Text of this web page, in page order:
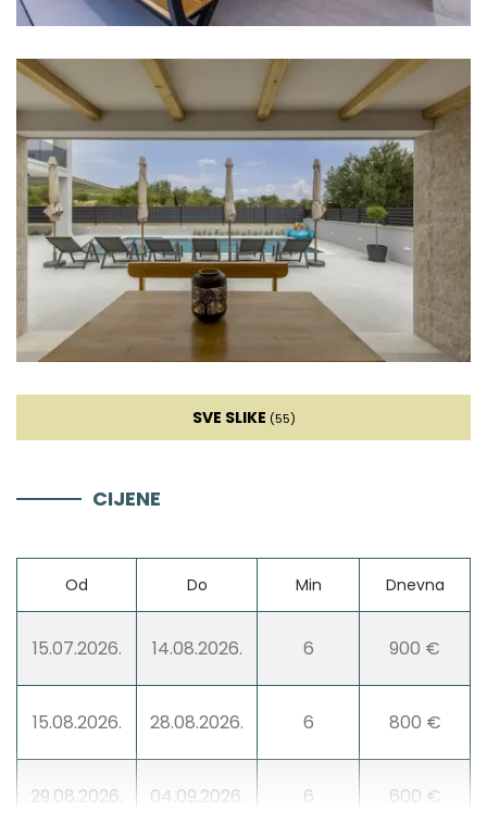
Kamin
Kauč na razvlačenje
Zabava
Bicikle
Igralište za djecu
SVE SLIKE (55)
CIJENE
Od Do Min Dnevna
15.07.2026. 14.08.2026. 6 900 €
15.08.2026. 28.08.2026. 6 800 €
29.08.2026. 04.09.2026. 6 600 €